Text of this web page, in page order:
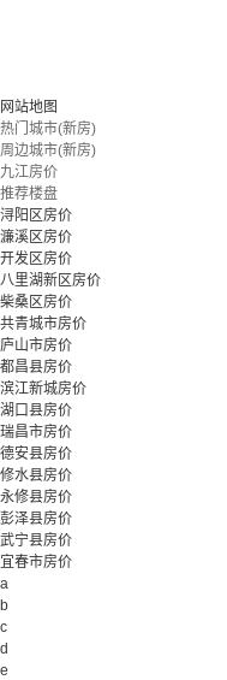
网站地图
热门城市(新房)
周边城市(新房)
九江房价
推荐楼盘
浔阳区房价
濂溪区房价
开发区房价
八里湖新区房价
柴桑区房价
共青城市房价
庐山市房价
都昌县房价
滨江新城房价
湖口县房价
瑞昌市房价
德安县房价
修水县房价
永修县房价
彭泽县房价
武宁县房价
宜春市房价
a
b
c
d
e